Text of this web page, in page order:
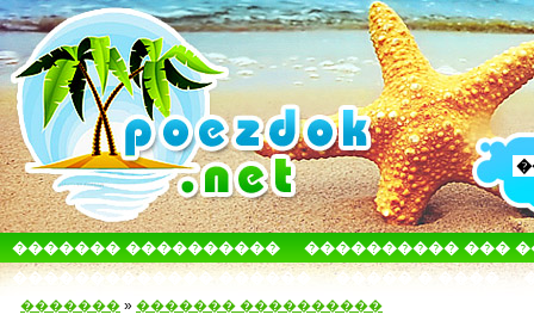
������� ����������
���������� ���
������������� ������
����� � ����
������� » ������� ����������